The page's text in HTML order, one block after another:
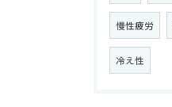
慢性疲労
冷え性